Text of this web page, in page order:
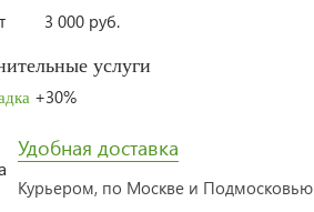
3 000 руб.
услуги
+30%
Удобная доставка
Курьером, по Москве и Подмосковью